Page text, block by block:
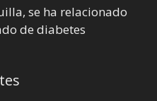
se ha relacionado
de diabetes